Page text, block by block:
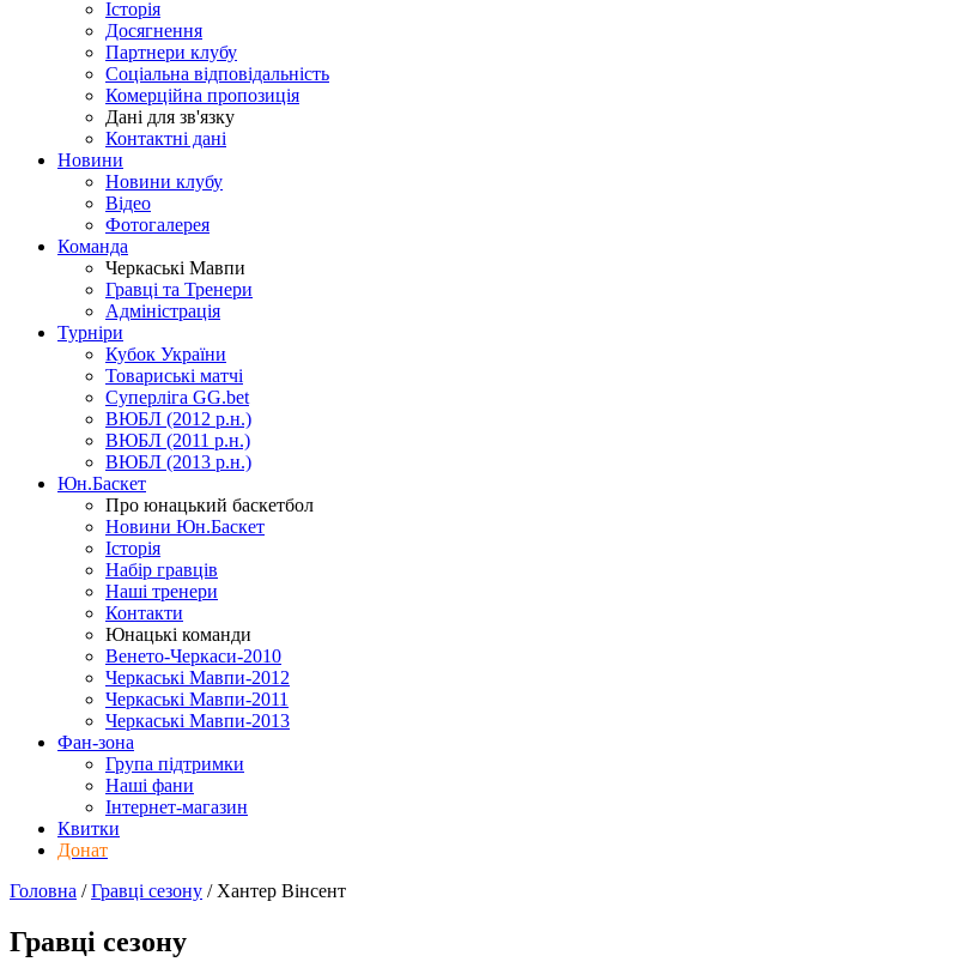
Історія
Досягнення
Партнери клубу
Соціальна відповідальність
Комерційна пропозиція
Дані для зв'язку
Контактні дані
Новини
Новини клубу
Відео
Фотогалерея
Команда
Черкаські Мавпи
Гравці та Тренери
Адміністрація
Турніри
Кубок України
Товариські матчі
Суперліга GG.bet
ВЮБЛ (2012 р.н.)
ВЮБЛ (2011 р.н.)
ВЮБЛ (2013 р.н.)
Юн.Баскет
Про юнацький баскетбол
Новини Юн.Баскет
Історія
Набір гравців
Наші тренери
Контакти
Юнацькі команди
Венето-Черкаси-2010
Черкаські Мавпи-2012
Черкаські Мавпи-2011
Черкаські Мавпи-2013
Фан-зона
Група підтримки
Наші фани
Інтернет-магазин
Квитки
Донат
Головна /Гравці сезону / Хантер Вінсент
Гравці сезону